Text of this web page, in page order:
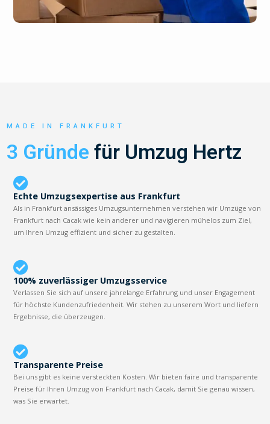
MADE IN FRANKFURT
3 Gründe für Umzug Hertz
Echte Umzugsexpertise aus Frankfurt
Als in Frankfurt ansässiges Umzugsunternehmen verstehen wir Umzüge von
Frankfurt nach Cacak wie kein anderer und navigieren mühelos zum Ziel,
um Ihren Umzug effizient und sicher zu gestalten.
100% zuverlässiger Umzugsservice
Verlassen Sie sich auf unsere jahrelange Erfahrung und unser Engagement
für höchste Kundenzufriedenheit. Wir stehen zu unserem Wort und liefern
Ergebnisse, die überzeugen.
Transparente Preise
Bei uns gibt es keine versteckten Kosten. Wir bieten faire und transparente
Preise für Ihren Umzug von Frankfurt nach Cacak, damit Sie genau wissen,
was Sie erwartet.